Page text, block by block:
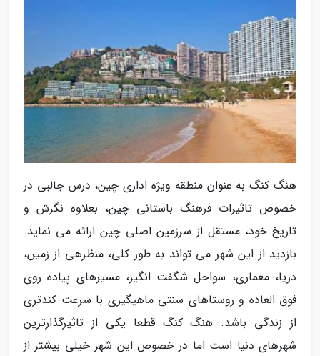
هنگ کنگ به عنوان منطقه ویژه اداری چین، درس جالبی در
خصوص تاثیرات فرهنگ باستانی چین، بعلاوه نگرش و
تاریخ خود، مستقل از سرزمین اصلی چین ارائه می نماید.
بازدید از این شهر می تواند به طور کلی، منظرهی از زمین،
دریا، معماری، سواحل شگفت انگیز، مسیرهای پیاده روی
فوق العاده و روستاهای سنتی ماهیگیری با سرعت کندتری
از زندگی باشد. هنگ کنگ قطعا یکی از تاثیرگذارترین
شهرهای دنیا است اما در خصوص این شهر خیلی بیشتر از